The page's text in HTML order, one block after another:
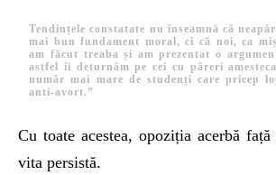
Tendințele constatate nu înseamnă că
mai bun fundament moral, ci că noi, ca
am făcut treaba și am prezentat o
astfel îi deturnăm pe cei cu păreri
număr mai mare de studenți care pricep
anti-avort.”
Cu toate acestea, opoziția acerbă
vita persistă.